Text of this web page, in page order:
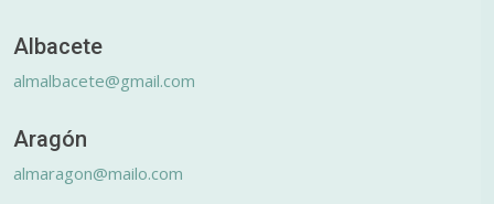
Albacete
almalbacete@gmail.com
Aragón
almaragon@mailo.com